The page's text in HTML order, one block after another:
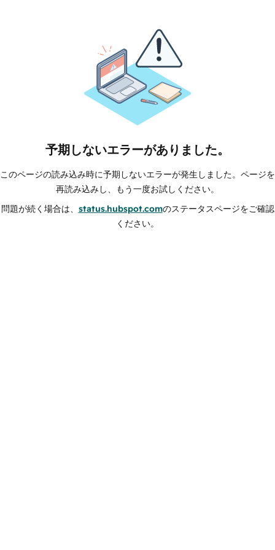
予期しないエラーがありました。
このページの読み込み時に予期しないエラーが発生しました。ページを
再読み込みし、もう一度お試しください。
問題が続く場合は、 status.hubspot.comのステータスページをご確認
ください。